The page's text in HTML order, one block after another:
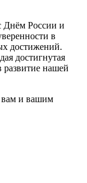
России и
в
достижений.
достигнутая
развитие нашей
вам и вашим